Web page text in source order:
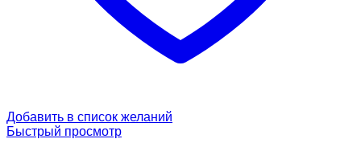
Добавить в список желаний
Быстрый просмотр